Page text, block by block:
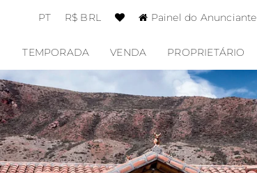
PT R$ BRL Painel do Anunciante
TEMPORADA VENDA PROPRIETÁRIO